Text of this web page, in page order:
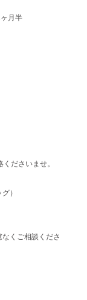
月半
ださいませ。
）
くご相談くださ